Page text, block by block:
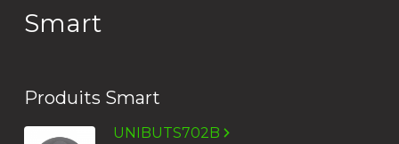
Smart
Produits Smart
UNIBUTS702B